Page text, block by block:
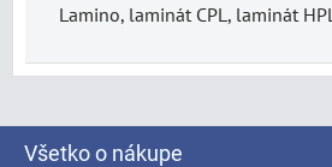
Lamino, laminát CPL, laminát HPL
Všetko o nákupe